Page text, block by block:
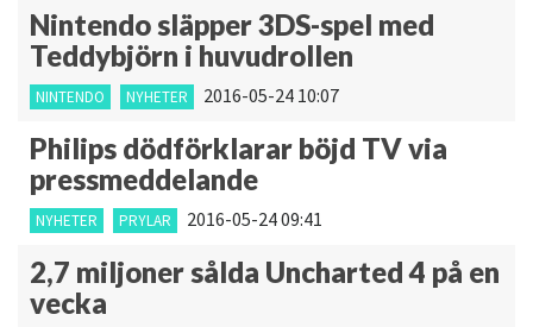
Nintendo släpper 3DS-spel med
Teddybjörn i huvudrollen
NINTENDO NYHETER 2016-05-24 10:07
Philips dödförklarar böjd TV via
pressmeddelande
NYHETER PRYLAR 2016-05-24 09:41
2,7 miljoner sålda Uncharted 4 på en
vecka